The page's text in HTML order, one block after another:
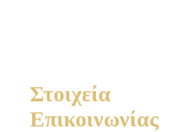
Στοιχεία
Επικοινωνίας